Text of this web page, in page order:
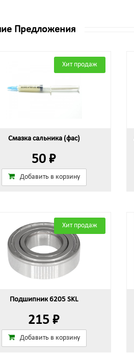
Предложения
Хит продаж
Смазка сальника (фас)
50 ₽
Добавить в корзину
Хит продаж
Подшипник 6205 SKL
215 ₽
Добавить в корзину